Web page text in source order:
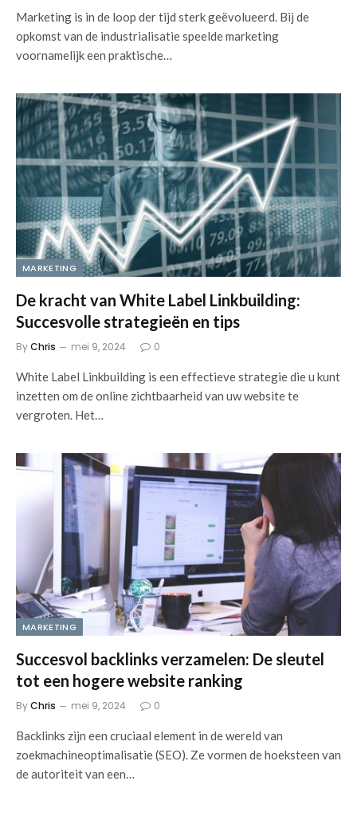
Marketing is in de loop der tijd sterk geëvolueerd. Bij de
opkomst van de industrialisatie speelde marketing
voornamelijk een praktische…
MARKETING
De kracht van White Label Linkbuilding:
Succesvolle strategieën en tips
ByChris mei 9, 2024 0
White Label Linkbuilding is een effectieve strategie die u kunt
inzetten om de online zichtbaarheid van uw website te
vergroten. Het…
MARKETING
Succesvol backlinks verzamelen: De sleutel
tot een hogere website ranking
ByChris mei 9, 2024 0
Backlinks zijn een cruciaal element in de wereld van
zoekmachineoptimalisatie (SEO). Ze vormen de hoeksteen van
de autoriteit van een…